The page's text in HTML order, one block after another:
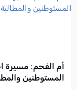
أم الفحم: مسيرة
المستوطنين